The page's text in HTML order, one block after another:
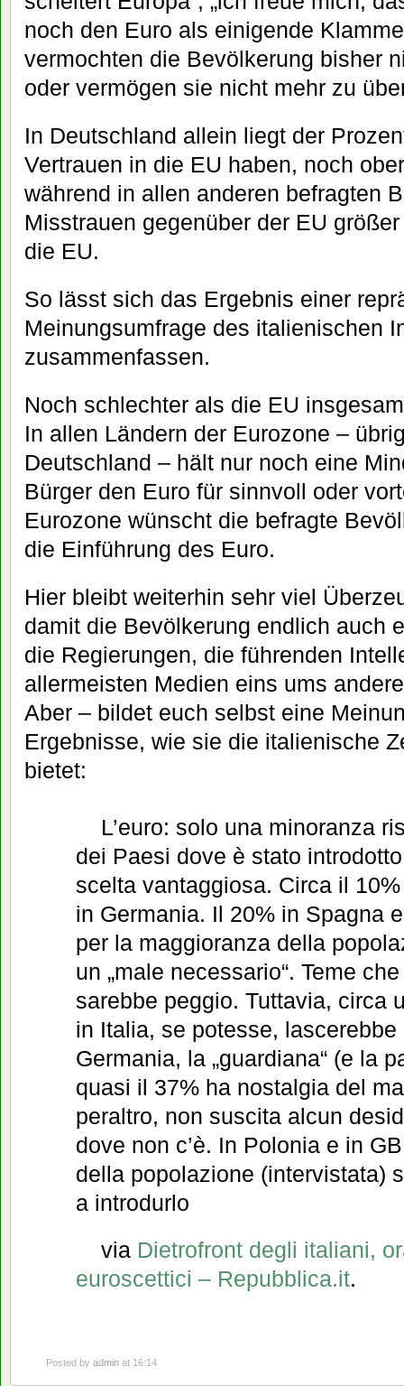
noch den Euro als einigende
vermochten die Bevölkerung bisher
oder vermögen sie nicht mehr zu
In Deutschland allein liegt der
Vertrauen in die EU haben, noch
während in allen anderen befragten
Misstrauen gegenüber der EU
die EU.
So lässt sich das Ergebnis einer
Meinungsumfrage des italienischen
zusammenfassen.
Noch schlechter als die EU
In allen Ländern der Eurozone –
Deutschland – hält nur noch eine
Bürger den Euro für sinnvoll oder
Eurozone wünscht die befragte
die Einführung des Euro.
Hier bleibt weiterhin sehr viel
damit die Bevölkerung endlich auch
die Regierungen, die führenden
allermeisten Medien eins ums
Aber – bildet euch selbst eine
Ergebnisse, wie sie die italienische
bietet:
L’euro: solo una minoranza
dei Paesi dove è stato
scelta vantaggiosa. Circa il
in Germania. Il 20% in Spagna
per la maggioranza della
un „male necessario“. Teme
sarebbe peggio. Tuttavia, circa
in Italia, se potesse, lascerebbe
Germania, la „guardiana“ (e la
quasi il 37% ha nostalgia del
peraltro, non suscita alcun
dove non c’è. In Polonia e in
della popolazione (intervistata)
a introdurlo
via Dietrofront degli italiani,
euroscettici – Repubblica.it.
Posted by admin at 16:14